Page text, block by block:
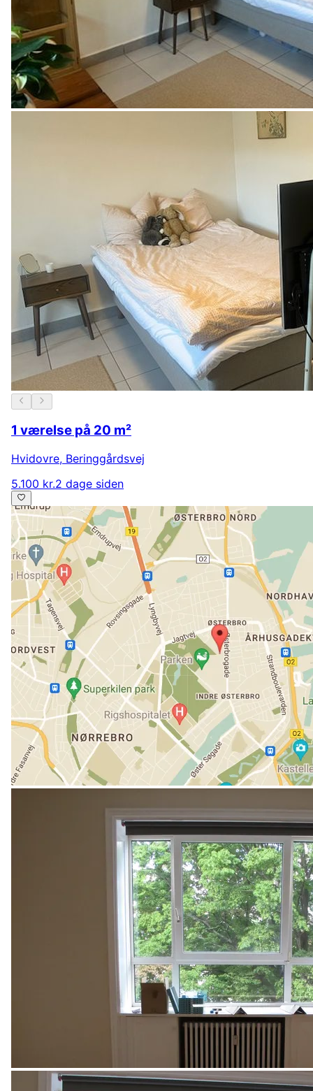
1 værelse på 20 m²
Hvidovre, Beringgårdsvej
5.100 kr.2 dage siden